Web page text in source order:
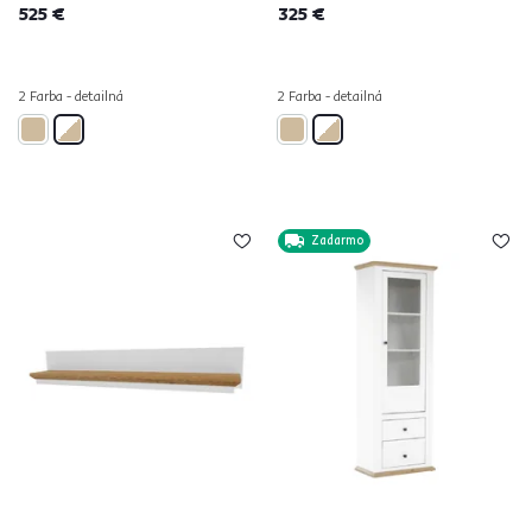
525 €
2 Farba - detailná
325 €
2 Farba - detailná
Zadarmo